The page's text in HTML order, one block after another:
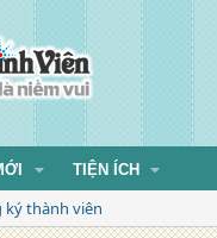
TIỆN ÍCH
ký thành viên